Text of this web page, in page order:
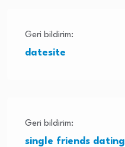
Geri bildirim:
datesite
Geri bildirim:
single friends dating